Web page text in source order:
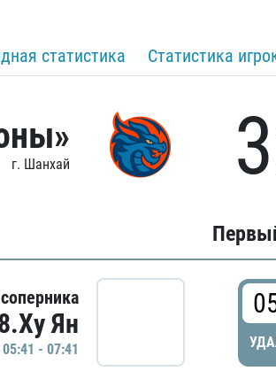
статистика Статистика
г. Шанхай
Ян
- 07:41